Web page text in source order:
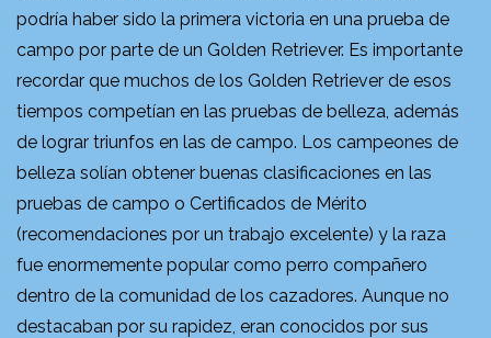
podría haber sido la primera victoria en una prueba de
campo por parte de un Golden Retriever. Es importante
recordar que muchos de los Golden Retriever de esos
tiempos competían en las pruebas de belleza, además
de lograr triunfos en las de campo. Los campeones de
belleza solían obtener buenas clasificaciones en las
pruebas de campo o Certificados de Mérito
(recomendaciones por un trabajo excelente) y la raza
fue enormemente popular como perro compañero
dentro de la comunidad de los cazadores. Aunque no
destacaban por su rapidez, eran conocidos por sus